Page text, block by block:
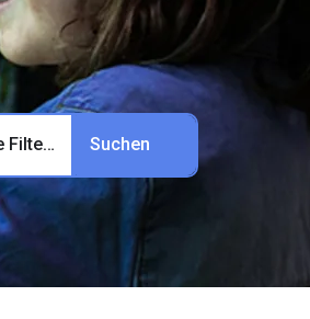
Weitere Filter (0)